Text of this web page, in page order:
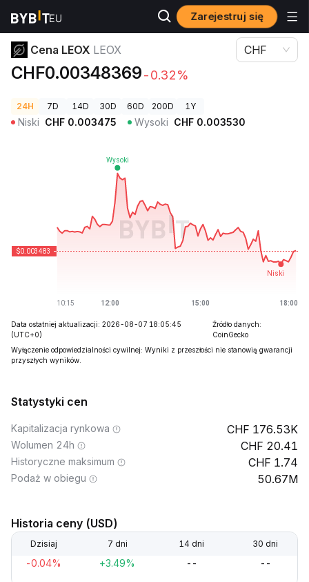
Zarejestruj się
Ceny kryptowalut Cena LEOX LEOX
Cena LEOX LEOX
CHF0.00348369-0.32%
CHF
24H 7D 14D 30D 60D 200D 1Y
Niski CHF 0.003475 Wysoki CHF 0.003530
Data ostatniej aktualizacji: 2026-08-07 18:05:45
(UTC+0)
Źródło danych:
CoinGecko
Wyłączenie odpowiedzialności cywilnej: Wyniki z przeszłości nie stanowią gwarancji
przyszłych wyników.
Statystyki cen
Kapitalizacja rynkowa 176.53K
Wolumen 24h 20.41
Historyczne maksimum 1.74
Podaż w obiegu 50.67M
Historia ceny (USD)
Dzisiaj 7 dni 14 dni 30 dni
-0.04% +3.49% -- --